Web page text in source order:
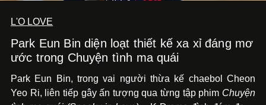
L'O LOVE
Park Eun Bin diện loạt thiết kế xa xỉ đáng mơ
ước trong Chuyện tình ma quái
Park Eun Bin, trong vai người thừa kế chaebol Cheon
Yeo Ri, liên tiếp gây ấn tượng qua từng tập phim Chuyện